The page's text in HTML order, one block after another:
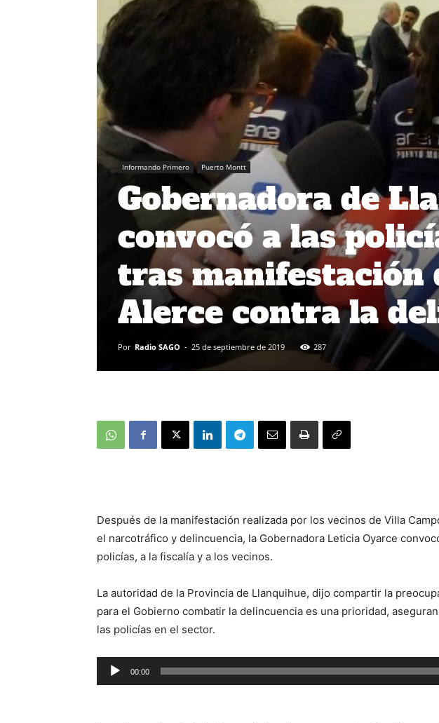
Informando Primero Puerto Montt
Gobernadora de
convocó a las
tras manifestación
Alerce contra la
Por Radio SAGO - 25 de septiembre de 2019 287
Después de la manifestación realizada por los vecinos de Villa
el narcotráfico y delincuencia, la Gobernadora Leticia Oyarce
policías, a la fiscalía y a los vecinos.
La autoridad de la Provincia de Llanquihue, dijo compartir la
para el Gobierno combatir la delincuencia es una prioridad,
las policías en el sector.
Reproductor
de
00:00